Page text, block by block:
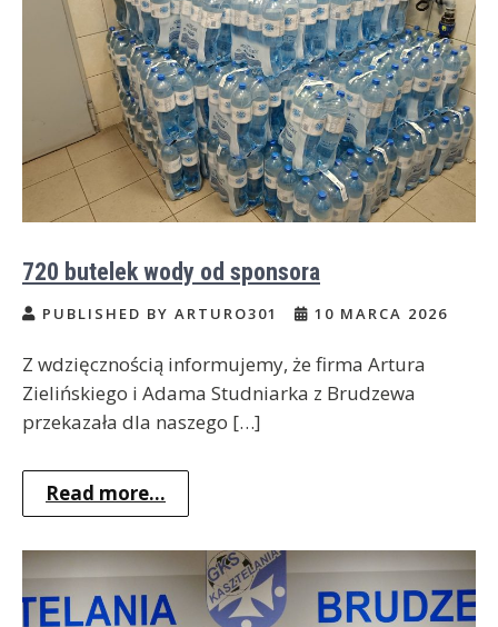
720 butelek wody od sponsora
PUBLISHED BY ARTURO301 10 MARCA 2026
Z wdzięcznością informujemy, że firma Artura
Zielińskiego i Adama Studniarka z Brudzewa
przekazała dla naszego […]
Read more...